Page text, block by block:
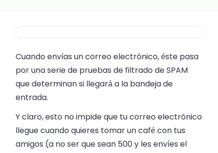
Cuando envías un correo electrónico, éste pasa
por una serie de pruebas de filtrado de SPAM
que determinan si llegará a la bandeja de
entrada.
Y claro, esto no impide que tu correo electrónico
llegue cuando quieres tomar un café con tus
amigos (a no ser que sean 500 y les envíes el